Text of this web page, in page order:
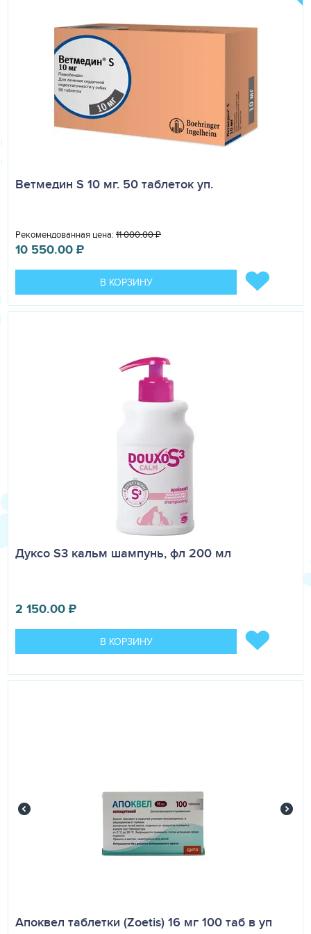
Ветмедин S 10 мг. 50 таблеток уп.
Рекомендованная цена: 11 000.00₽
10 550.00₽
В КОРЗИНУ
Дуксо S3 кальм шампунь, фл 200 мл
2 150.00₽
В КОРЗИНУ
Апоквел таблетки (Zoetis) 16 мг 100 таб в уп